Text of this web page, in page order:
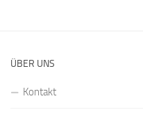
ÜBER UNS
Kontakt